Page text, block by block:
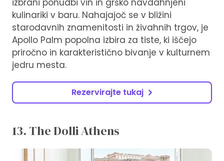
izbrani ponudbi vin in grško navdahnjeni
kulinariki v baru. Nahajajoč se v bližini
starodavnih znamenitosti in živahnih trgov, je
Apollo Palm popolna izbira za tiste, ki iščejo
priročno in karakteristično bivanje v kulturnem
jedru mesta.
Rezervirajte tukaj
13. The Dolli Athens